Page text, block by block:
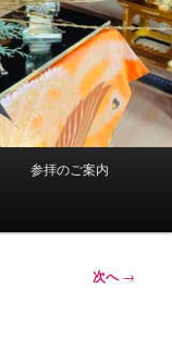
参拝のご案内
次へ→